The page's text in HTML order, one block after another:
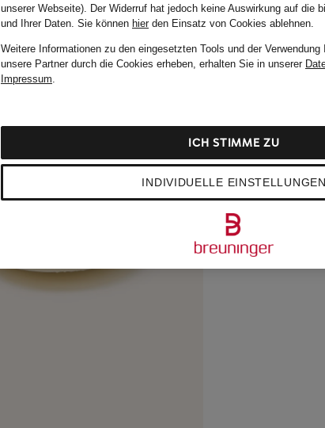
unserer Webseite). Der Widerruf hat jedoch keine Auswirkung auf die
und Ihrer Daten. Sie können hierden Einsatz von Cookies ablehnen.
Weitere Informationen zu den eingesetzten Tools und der Verwendung
unsere Partner durch die Cookies erheben, erhalten Sie in unserer
Impressum.
INDIVIDUELLE EINSTELLUNGEN
ICH STIMME ZU